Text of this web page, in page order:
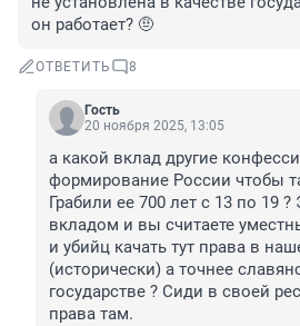
он работает? 🤨
ОТВЕТИТЬ 8
Гость
20 ноября 2025, 13:05
а какой вклад другие
формирование России чтобы
Грабили ее 700 лет с 13 по 19
вкладом и вы считаете
и убийц качать тут права в
(исторически) а точнее
государстве ? Сиди в своей
права там.